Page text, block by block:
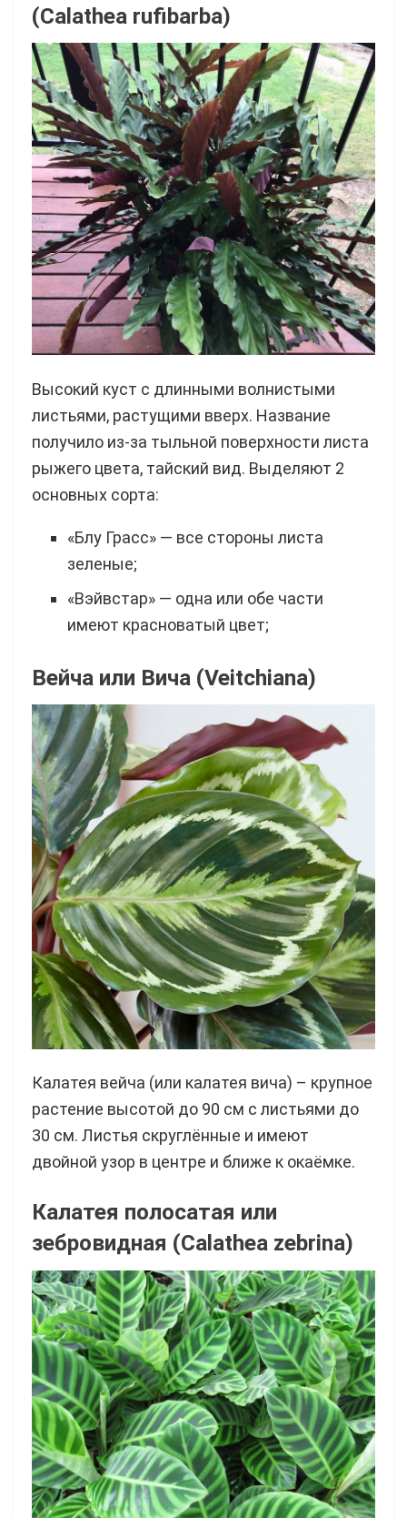
(Calathea rufibarba)
Высокий куст с длинными волнистыми
листьями, растущими вверх. Название
получило из-за тыльной поверхности листа
рыжего цвета, тайский вид. Выделяют 2
основных сорта:
«Блу Грасс» ― все стороны листа
зеленые;
«Вэйвстар» ― одна или обе части
имеют красноватый цвет;
Вейча или Вича (Veitchiana)
Калатея вейча (или калатея вича) – крупное
растение высотой до 90 см с листьями до
30 см. Листья скруглённые и имеют
двойной узор в центре и ближе к окаёмке.
Калатея полосатая или
зебровидная (Calathea zebrina)